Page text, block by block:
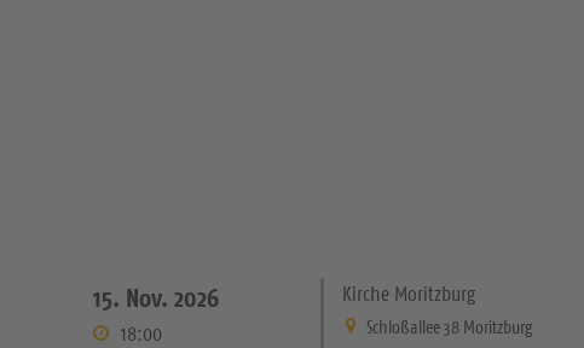
15. Nov. 2026
18:00
Kirche Moritzburg
Schloßallee 38 Moritzburg